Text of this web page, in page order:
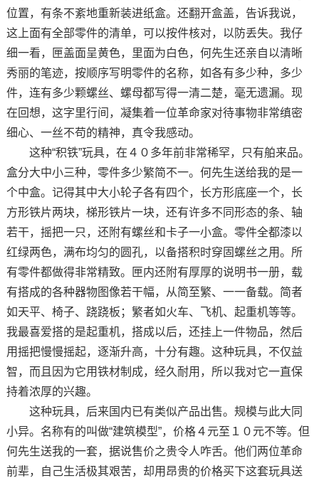
位置，有条不紊地重新装进纸盒。还翻开盒盖，告诉我说，
这上面有全部零件的清单，可以按件核对，以防丢失。我仔
细一看，匣盖面呈黄色，里面为白色，何先生还亲自以清晰
秀丽的笔迹，按顺序写明零件的名称，如各有多少种，多少
件，连有多少颗螺丝、螺母都写得一清二楚，毫无遗漏。现
在回想，这字里行间，凝集着一位革命家对待事物非常缜密
细心、一丝不苟的精神，真令我感动。
这种“积铁”玩具，在４０多年前非常稀罕，只有舶来品。
盒分大中小三种，零件多少繁简不一。何先生送给我的是一
个中盒。记得其中大小轮子各有四个，长方形底座一个，长
方形铁片两块，梯形铁片一块，还有许多不同形态的条、轴
若干，摇把一只，还附有螺丝和卡子一小盒。零件全都漆以
红绿两色，满布均匀的圆孔，以备搭积时穿固螺丝之用。所
有零件都做得非常精致。匣内还附有厚厚的说明书一册，载
有搭成的各种器物图像若干幅，从简至繁、一一备载。简者
如天平、椅子、跷跷板；繁者如火车、飞机、起重机等等。
我最喜爱搭的是起重机，搭成以后，还挂上一件物品，然后
用摇把慢慢摇起，逐渐升高，十分有趣。这种玩具，不仅益
智，而且因为它用铁材制成，经久耐用，所以我对它一直保
持着浓厚的兴趣。
这种玩具，后来国内已有类似产品出售。规模与此大同
小异。名称有的叫做“建筑模型”，价格４元至１０元不等。但
何先生送我的一套，据说售价之贵令人咋舌。他们两位革命
前辈，自己生活极其艰苦，却用昂贵的价格买下这套玩具送